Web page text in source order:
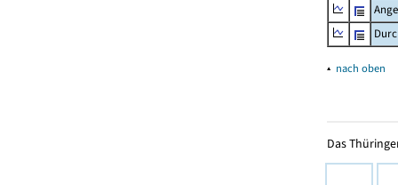
▴ nach oben
Das